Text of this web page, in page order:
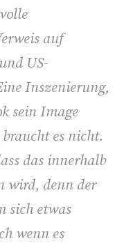
auf
US-
Inszenierung,
sein Image
es nicht.
das innerhalb
wird, denn der
sich etwas
wenn es